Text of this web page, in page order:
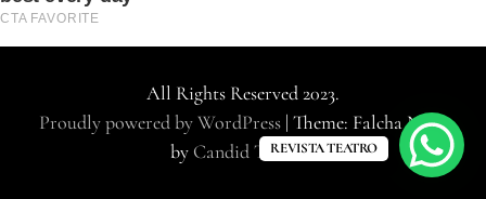
All Rights Reserved 2023.
Proudly powered by WordPress | Theme: Falcha News
by Candid Themes.
REVISTA TEATRO